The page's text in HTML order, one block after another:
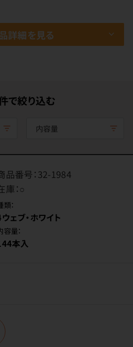
詳細を見る
で絞り込む
内容量
品番号：32-1984
庫：○
類：
ェブ・ホワイト
容量：
本入